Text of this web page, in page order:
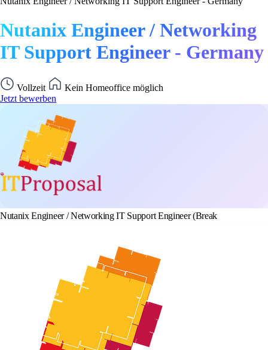
Nutanix Engineer / Networking
IT Support Engineer - Germany
Vollzeit
Kein Homeoffice möglich
Jetzt bewerben
Nutanix Engineer / Networking IT Support Engineer (Break